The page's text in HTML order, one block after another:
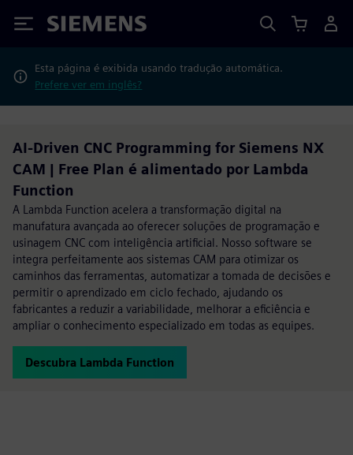
Siemens
Esta página é exibida usando tradução automática.
Prefere ver em inglês?
AI-Driven CNC Programming for Siemens NX
CAM | Free Plan é alimentado por Lambda
Function
A Lambda Function acelera a transformação digital na
manufatura avançada ao oferecer soluções de programação e
usinagem CNC com inteligência artificial. Nosso software se
integra perfeitamente aos sistemas CAM para otimizar os
caminhos das ferramentas, automatizar a tomada de decisões e
permitir o aprendizado em ciclo fechado, ajudando os
fabricantes a reduzir a variabilidade, melhorar a eficiência e
ampliar o conhecimento especializado em todas as equipes.
Descubra Lambda Function